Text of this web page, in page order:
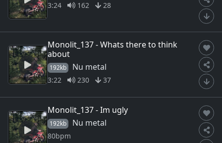
3:24 162 28
Monolit_137 - Whats there to think
about
192kb Nu metal
3:22 230 37
Monolit_137 - Im ugly
192kb Nu metal
80bpm